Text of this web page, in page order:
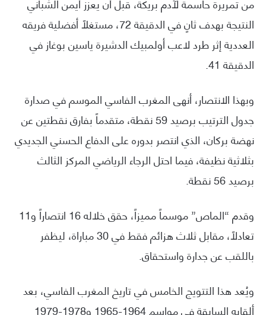
النتيجة بهدف ثانٍ في الدقيقة 72، مستغلاً أفضلية فريقه
العددية إثر طرد لاعب أولمبيك الدشيرة ياسين بوغاز في
الدقيقة 41.
وبهذا الانتصار، أنهى المغرب الفاسي الموسم في صدارة
جدول الترتيب برصيد 59 نقطة، متقدماً بفارق نقطتين عن
نهضة بركان، الذي انتصر بدوره على الدفاع الحسني الجديدي
بثلاثية نظيفة، فيما احتل الرجاء الرياضي المركز الثالث
برصيد 56 نقطة.
وقدم “الماص” موسماً مميزاً، حقق خلاله 16 انتصاراً و11
تعادلاً، مقابل ثلاث هزائم فقط في 30 مباراة، ليظفر
باللقب عن جدارة واستحقاق.
ويُعد هذا التتويج الخامس في تاريخ المغرب الفاسي، بعد
ألقابه السابقة في مواسم 1964-1965 و1978-1979